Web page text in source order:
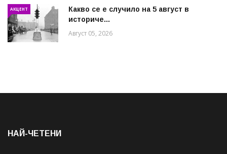
АКЦЕНТ
Какво се е случило на 5 август в
историче...
Август 05, 2026
НАЙ-ЧЕТЕНИ